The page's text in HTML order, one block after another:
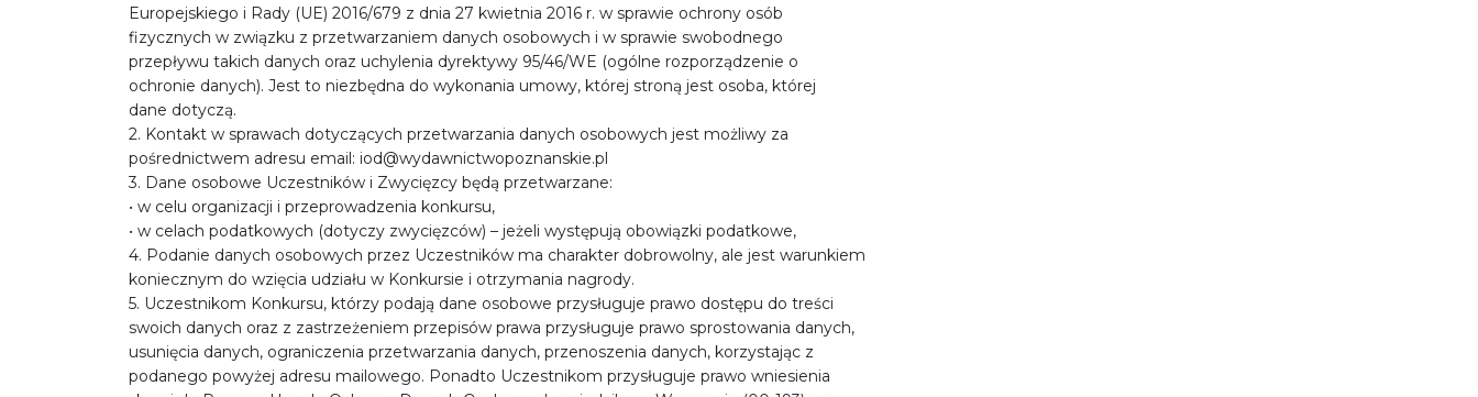
Europejskiego i Rady (UE) 2016/679 z dnia 27 kwietnia 2016 r. w sprawie ochrony osób
fizycznych w związku z przetwarzaniem danych osobowych i w sprawie swobodnego
przepływu takich danych oraz uchylenia dyrektywy 95/46/WE (ogólne rozporządzenie o
ochronie danych). Jest to niezbędna do wykonania umowy, której stroną jest osoba, której
dane dotyczą.
2. Kontakt w sprawach dotyczących przetwarzania danych osobowych jest możliwy za
pośrednictwem adresu email: iod@wydawnictwopoznanskie.pl
3. Dane osobowe Uczestników i Zwycięzcy będą przetwarzane:
• w celu organizacji i przeprowadzenia konkursu,
• w celach podatkowych (dotyczy zwycięzców) – jeżeli występują obowiązki podatkowe,
4. Podanie danych osobowych przez Uczestników ma charakter dobrowolny, ale jest warunkiem
koniecznym do wzięcia udziału w Konkursie i otrzymania nagrody.
5. Uczestnikom Konkursu, którzy podają dane osobowe przysługuje prawo dostępu do treści
swoich danych oraz z zastrzeżeniem przepisów prawa przysługuje prawo sprostowania danych,
usunięcia danych, ograniczenia przetwarzania danych, przenoszenia danych, korzystając z
podanego powyżej adresu mailowego. Ponadto Uczestnikom przysługuje prawo wniesienia